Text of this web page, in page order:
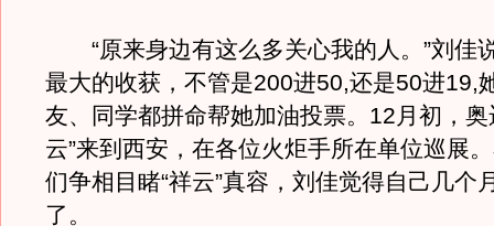
“原来身边有这么多关心我的人。”刘佳
最大的收获，不管是200进50,还是50进19,
友、同学都拼命帮她加油投票。12月初，奥
云”来到西安，在各位火炬手所在单位巡展
们争相目睹“祥云”真容，刘佳觉得自己几个
了。